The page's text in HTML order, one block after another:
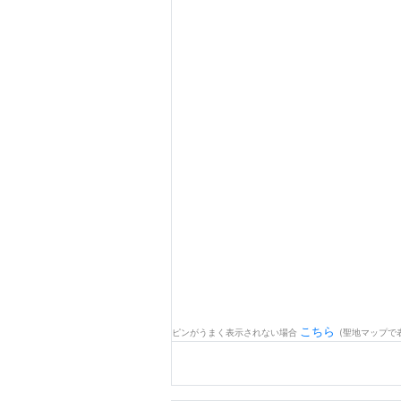
ピンがうまく表示されない場合 こちら (聖地マップで